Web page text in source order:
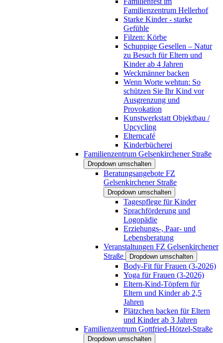
Familienzentrum Hellerhof
Starke Kinder - starke
Gefühle
Filzen: Körbe
Schuppige Gesellen – Natur
zu Besuch für Eltern und
Kinder ab 4 Jahren
Weckmänner backen
Wenn Worte wehtun: So
schützen Sie Ihr Kind vor
Ausgrenzung und
Provokation
Kunstwerkstatt Objektbau /
Upcycling
Elterncafé
Kinderbücherei
Familienzentrum Gelsenkirchener Straße
Dropdown umschalten
Beratungsangebote FZ
Gelsenkirchener Straße
Dropdown umschalten
Tagespflege für Kinder
Sprachförderung und
Logopädie
Erziehungs-, Paar- und
Lebensberatung
Veranstaltungen FZ Gelsenkirchener
Straße
Dropdown umschalten
Body-Fit für Frauen (3-2026)
Yoga für Frauen (3-2026)
Eltern-Kind-Töpfern für
Eltern und Kinder ab 2,5
Jahren
Plätzchen backen für Eltern
und Kinder ab 3 Jahren
Familienzentrum Gottfried-Hötzel-Straße
Dropdown umschalten